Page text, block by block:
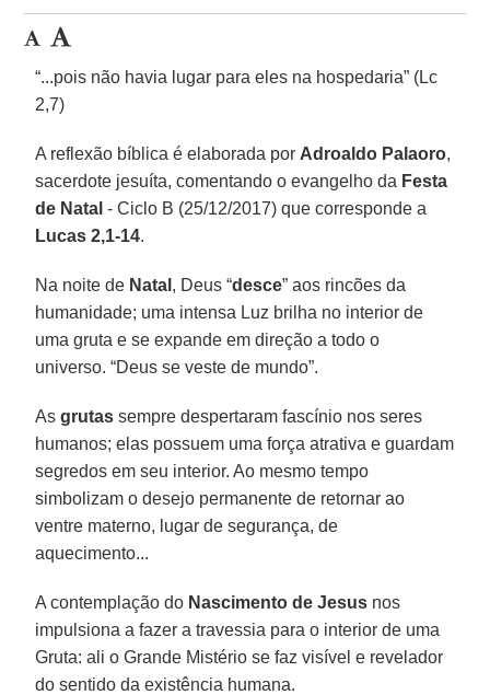
“...pois não havia lugar para eles na hospedaria” (Lc
2,7)
A reflexão bíblica é elaborada por Adroaldo Palaoro,
sacerdote jesuíta, comentando o evangelho da Festa
de Natal - Ciclo B (25/12/2017) que corresponde a
Lucas 2,1-14.
Na noite de Natal , Deus “desce” aos rincões da
humanidade; uma intensa Luz brilha no interior de
uma gruta e se expande em direção a todo o
universo. “Deus se veste de mundo”.
Asgrutas sempre despertaram fascínio nos seres
humanos; elas possuem uma força atrativa e guardam
segredos em seu interior. Ao mesmo tempo
simbolizam o desejo permanente de retornar ao
ventre materno, lugar de segurança, de
aquecimento...
A contemplação do Nascimento de Jesus nos
impulsiona a fazer a travessia para o interior de uma
Gruta: ali o Grande Mistério se faz visível e revelador
do sentido da existência humana.